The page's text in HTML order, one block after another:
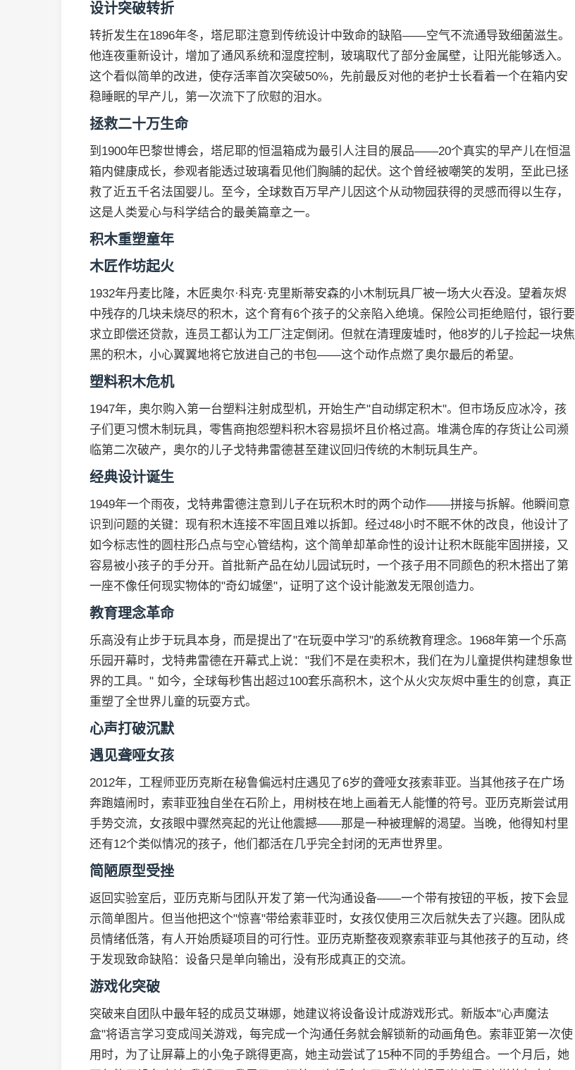
设计突破转折
转折发生在1896年冬，塔尼耶注意到传统设计中致命的缺陷——空气不流通导致细菌滋生。
他连夜重新设计，增加了通风系统和湿度控制，玻璃取代了部分金属壁，让阳光能够透入。
这个看似简单的改进，使存活率首次突破50%，先前最反对他的老护士长看着一个在箱内安
稳睡眠的早产儿，第一次流下了欣慰的泪水。
拯救二十万生命
到1900年巴黎世博会，塔尼耶的恒温箱成为最引人注目的展品——20个真实的早产儿在恒温
箱内健康成长，参观者能透过玻璃看见他们胸脯的起伏。这个曾经被嘲笑的发明，至此已拯
救了近五千名法国婴儿。至今，全球数百万早产儿因这个从动物园获得的灵感而得以生存，
这是人类爱心与科学结合的最美篇章之一。
积木重塑童年
木匠作坊起火
1932年丹麦比隆，木匠奥尔·科克·克里斯蒂安森的小木制玩具厂被一场大火吞没。望着灰烬
中残存的几块未烧尽的积木，这个育有6个孩子的父亲陷入绝境。保险公司拒绝赔付，银行要
求立即偿还贷款，连员工都认为工厂注定倒闭。但就在清理废墟时，他8岁的儿子捡起一块焦
黑的积木，小心翼翼地将它放进自己的书包——这个动作点燃了奥尔最后的希望。
塑料积木危机
1947年，奥尔购入第一台塑料注射成型机，开始生产"自动绑定积木"。但市场反应冰冷，孩
子们更习惯木制玩具，零售商抱怨塑料积木容易损坏且价格过高。堆满仓库的存货让公司濒
临第二次破产，奥尔的儿子戈特弗雷德甚至建议回归传统的木制玩具生产。
经典设计诞生
1949年一个雨夜，戈特弗雷德注意到儿子在玩积木时的两个动作——拼接与拆解。他瞬间意
识到问题的关键：现有积木连接不牢固且难以拆卸。经过48小时不眠不休的改良，他设计了
如今标志性的圆柱形凸点与空心管结构，这个简单却革命性的设计让积木既能牢固拼接，又
容易被小孩子的手分开。首批新产品在幼儿园试玩时，一个孩子用不同颜色的积木搭出了第
一座不像任何现实物体的"奇幻城堡"，证明了这个设计能激发无限创造力。
教育理念革命
乐高没有止步于玩具本身，而是提出了"在玩耍中学习"的系统教育理念。1968年第一个乐高
乐园开幕时，戈特弗雷德在开幕式上说："我们不是在卖积木，我们在为儿童提供构建想象世
界的工具。" 如今，全球每秒售出超过100套乐高积木，这个从火灾灰烬中重生的创意，真正
重塑了全世界儿童的玩耍方式。
心声打破沉默
遇见聋哑女孩
2012年，工程师亚历克斯在秘鲁偏远村庄遇见了6岁的聋哑女孩索菲亚。当其他孩子在广场
奔跑嬉闹时，索菲亚独自坐在石阶上，用树枝在地上画着无人能懂的符号。亚历克斯尝试用
手势交流，女孩眼中骤然亮起的光让他震撼——那是一种被理解的渴望。当晚，他得知村里
还有12个类似情况的孩子，他们都活在几乎完全封闭的无声世界里。
简陋原型受挫
返回实验室后，亚历克斯与团队开发了第一代沟通设备——一个带有按钮的平板，按下会显
示简单图片。但当他把这个"惊喜"带给索菲亚时，女孩仅使用三次后就失去了兴趣。团队成
员情绪低落，有人开始质疑项目的可行性。亚历克斯整夜观察索菲亚与其他孩子的互动，终
于发现致命缺陷：设备只是单向输出，没有形成真正的交流。
游戏化突破
突破来自团队中最年轻的成员艾琳娜，她建议将设备设计成游戏形式。新版本"心声魔法
盒"将语言学习变成闯关游戏，每完成一个沟通任务就会解锁新的动画角色。索菲亚第一次使
用时，为了让屏幕上的小兔子跳得更高，她主动尝试了15种不同的手势组合。一个月后，她